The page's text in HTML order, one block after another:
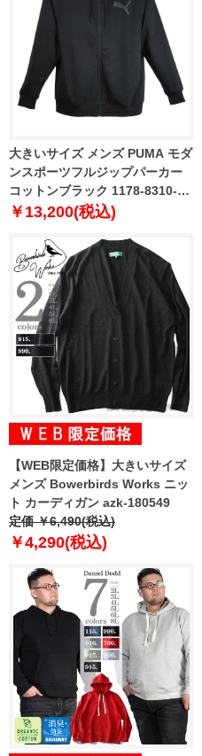
大きいサイズ メンズ PUMA モダ
ンスポーツフルジップパーカー
コットンブラック 1178-8310-2
2XL 3XL 4XL 5XL
￥13,200(税込)
【WEB限定価格】大きいサイズ
メンズ Bowerbirds Works ニッ
ト カーディガン azk-180549
定価 ￥6,490(税込)
￥4,290(税込)